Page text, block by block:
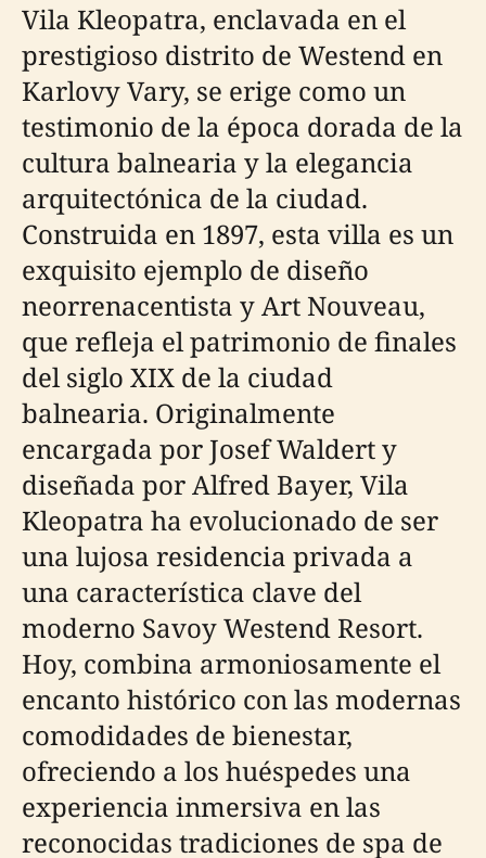
Vila Kleopatra, enclavada en el
prestigioso distrito de Westend en
Karlovy Vary, se erige como un
testimonio de la época dorada de la
cultura balnearia y la elegancia
arquitectónica de la ciudad.
Construida en 1897, esta villa es un
exquisito ejemplo de diseño
neorrenacentista y Art Nouveau,
que refleja el patrimonio de finales
del siglo XIX de la ciudad
balnearia. Originalmente
encargada por Josef Waldert y
diseñada por Alfred Bayer, Vila
Kleopatra ha evolucionado de ser
una lujosa residencia privada a
una característica clave del
moderno Savoy Westend Resort.
Hoy, combina armoniosamente el
encanto histórico con las modernas
comodidades de bienestar,
ofreciendo a los huéspedes una
experiencia inmersiva en las
reconocidas tradiciones de spa de